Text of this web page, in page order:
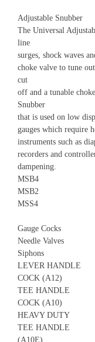
Adjustable Snubber
The Universal
line
surges, shock waves
choke valve to tune
cut
off and a tunable
Snubber
that is used on low
gauges which require
instruments such as
recorders and
dampening.
MSB4
MSB2
MSS4
Gauge Cocks
Needle Valves
Siphons
LEVER HANDLE
COCK (A12)
TEE HANDLE
COCK (A10)
HEAVY DUTY
TEE HANDLE
(A10E)